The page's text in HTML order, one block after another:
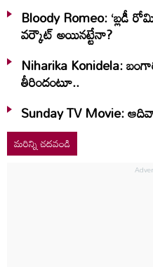
Bloody Romeo: ‘బ్లడీ
వర్కౌట్ అయినట్టేనా?
Niharika Konidela:
తీరిందంటూ..
Sunday TV Movie:
మరిన్ని చదవండి